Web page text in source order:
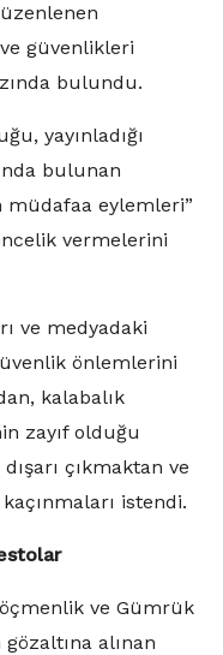
güvenlikleri
bulundu.
yayınladığı
bulunan
müdafaa eylemleri”
vermelerini
ve medyadaki
önlemlerini
kalabalık
zayıf olduğu
çıkmaktan ve
istendi.
ve Gümrük
alınan